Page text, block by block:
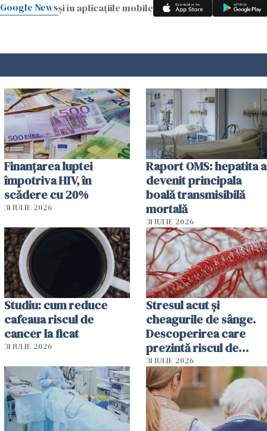
Google Newsși în aplicațiile mobile
Finanțarea luptei
împotriva HIV, în
scădere cu 20%
31 IULIE 2026
Raport OMS: hepatita a
devenit principala
boală transmisibilă
mortală
31 IULIE 2026
Studiu: cum reduce
cafeaua riscul de
cancer la ficat
31 IULIE 2026
Stresul acut și
cheagurile de sânge.
Descoperirea care
prezintă riscul de
infarct
31 IULIE 2026